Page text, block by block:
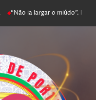
ia largar o miúdo”.